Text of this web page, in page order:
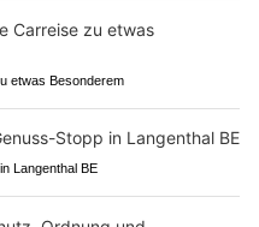
etwas Besonderem
Langenthal BE